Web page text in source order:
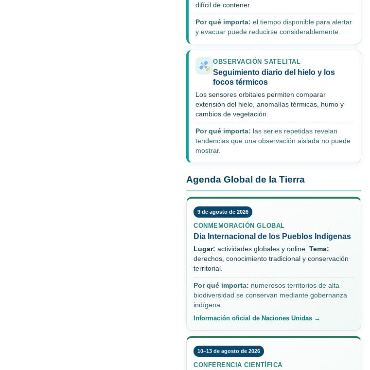
difícil de contener.
Por qué importa: el tiempo disponible para alertar
y evacuar puede reducirse considerablemente.
OBSERVACIÓN SATELITAL
Seguimiento diario del hielo y los
focos térmicos
Los sensores orbitales permiten comparar
extensión del hielo, anomalías térmicas, humo y
cambios de vegetación.
Por qué importa: las series repetidas revelan
tendencias que una observación aislada no puede
mostrar.
Agenda Global de la Tierra
9 de agosto de 2026
CONMEMORACIÓN GLOBAL
Día Internacional de los Pueblos Indígenas
Lugar: actividades globales y online. Tema:
derechos, conocimiento tradicional y conservación
territorial.
Por qué importa: numerosos territorios de alta
biodiversidad se conservan mediante gobernanza
indígena.
Información oficial de Naciones Unidas →
10–13 de agosto de 2026
CONFERENCIA CIENTÍFICA